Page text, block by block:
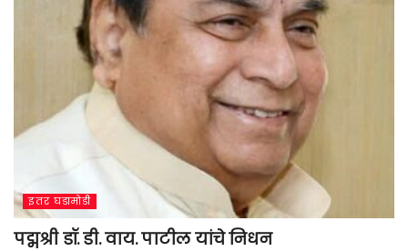
इतर घडामोडी
पद्मश्री डॉ. डी. वाय. पाटील यांचे निधन